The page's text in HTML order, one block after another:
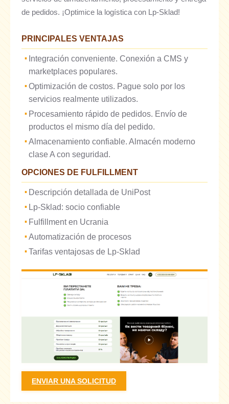
de pedidos. ¡Optimice la logística con Lp-Sklad!
PRINCIPALES VENTAJAS
Integración conveniente. Conexión a CMS y
marketplaces populares.
Optimización de costos. Pague solo por los
servicios realmente utilizados.
Procesamiento rápido de pedidos. Envío de
productos el mismo día del pedido.
Almacenamiento confiable. Almacén moderno
clase A con seguridad.
OPCIONES DE FULFILLMENT
Descripción detallada de UniPost
Lp-Sklad: socio confiable
Fulfillment en Ucrania
Automatización de procesos
Tarifas ventajosas de Lp-Sklad
ENVIAR UNA SOLICITUD